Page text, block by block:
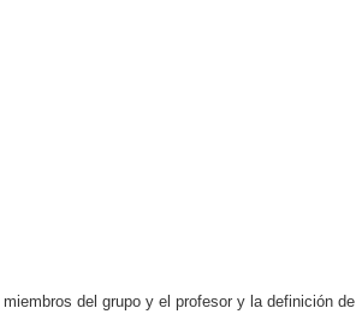
del grupo y el profesor y la definición de